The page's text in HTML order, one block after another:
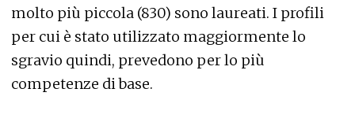
molto più piccola (830) sono laureati. I profili
per cui è stato utilizzato maggiormente lo
sgravio quindi, prevedono per lo più
competenze di base.